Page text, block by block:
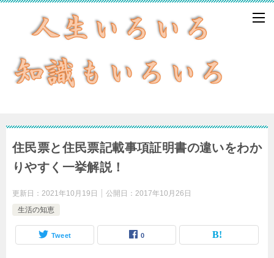
住民票と住民票記載事項証明書の違いをわか
りやすく一挙解説！
更新日： 2021年10月19日 公開日： 2017年10月26日
生活の知恵
Tweet 0